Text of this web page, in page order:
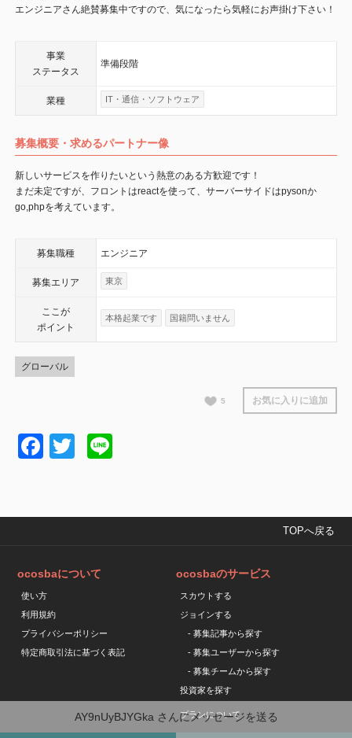
エンジニアさん絶賛募集中ですので、気になったら気軽にお声掛け下さい！
事業
ステータス
準備段階
業種 IT・通信・ソフトウェア
募集概要・求めるパートナー像
新しいサービスを作りたいという熱意のある方歓迎です！
まだ未定ですが、フロントはreactを使って、サーバーサイドはpysonか
go,phpを考えています。
募集職種 エンジニア
募集エリア 東京
ここが
ポイント
本格起業です 国籍問いません
グローバル
5 お気に入りに追加
AY9nUyBJYGka さんにメッセージを送る
Facebook
Twitter
TOPへ戻る
ocosbaについて
使い方
利用規約
プライバシーポリシー
特定商取引法に基づく表記
ocosbaのサービス
スカウトする
ジョインする
- 募集記事から探す
- 募集ユーザーから探す
- 募集チームから探す
投資家を探す
プランについて